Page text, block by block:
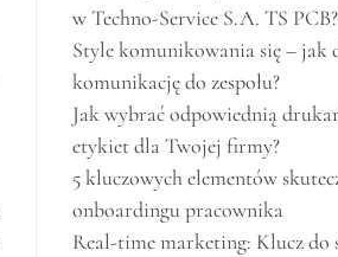
w Techno-Service S.A. TS PCB?
Style komunikowania się – jak
komunikację do zespołu?
Jak wybrać odpowiednią
etykiet dla Twojej firmy?
5 kluczowych elementów
onboardingu pracownika
Real-time marketing: Klucz do